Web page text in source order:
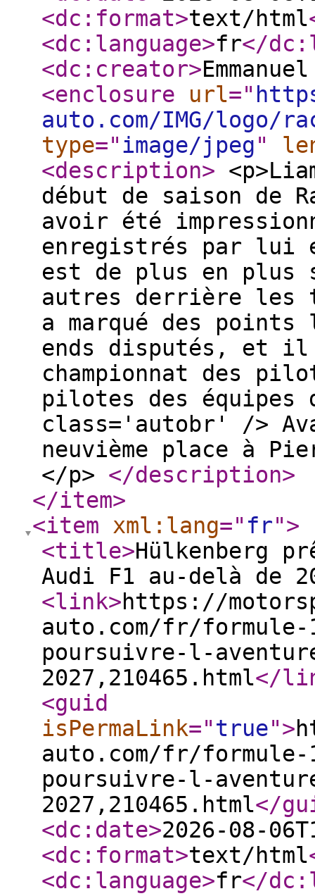
<dc:format>text/html
<dc:language>fr</
<dc:creator>
<enclosure
url="
auto.com/IMG/logo/
type="image/jpeg"
<description>
début de saison de
avoir été
enregistrés par lui
est de plus en plus
autres derrière les
a marqué des
ends disputés, et il
championnat des
pilotes des équipes
class='autobr' />
neuvième place à
</p> </description>
</item>
<item
xml:lang=" fr">
<title>Hülkenberg
Audi F1 au-delà de
<link>https://
auto.com/fr/
poursuivre-l-
2027,210465.html</
<guid
isPermaLink="true">
auto.com/fr/
poursuivre-l-
2027,210465.html</
<dc:date>2026-08-
<dc:format>text/html
<dc:language>fr</